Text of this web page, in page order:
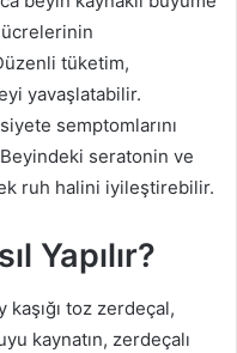
tüketim,
yavaşlatabilir.
semptomlarını
seratonin ve
ruh halini iyileştirebilir.
Yapılır?
kaşığı toz zerdeçal,
kaynatın, zerdeçalı